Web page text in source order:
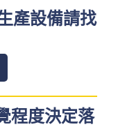
產設備請找
程度決定落